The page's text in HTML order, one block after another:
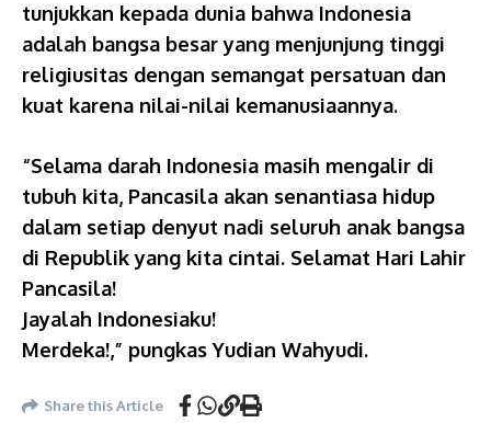
tunjukkan kepada dunia bahwa Indonesia
adalah bangsa besar yang menjunjung tinggi
religiusitas dengan semangat persatuan dan
kuat karena nilai-nilai kemanusiaannya.
“Selama darah Indonesia masih mengalir di
tubuh kita, Pancasila akan senantiasa hidup
dalam setiap denyut nadi seluruh anak bangsa
di Republik yang kita cintai. Selamat Hari Lahir
Pancasila!
Jayalah Indonesiaku!
Merdeka!,” pungkas Yudian Wahyudi.
Share this Article